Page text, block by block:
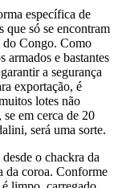
específica de
que só se encontram
do Congo. Como
armados e bastantes
a segurança
exportação, é
lotes não
em cerca de 20
será uma sorte.
o chackra da
da coroa. Conforme